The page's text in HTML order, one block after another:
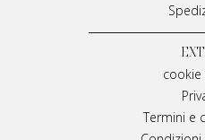
cookie
Termini e